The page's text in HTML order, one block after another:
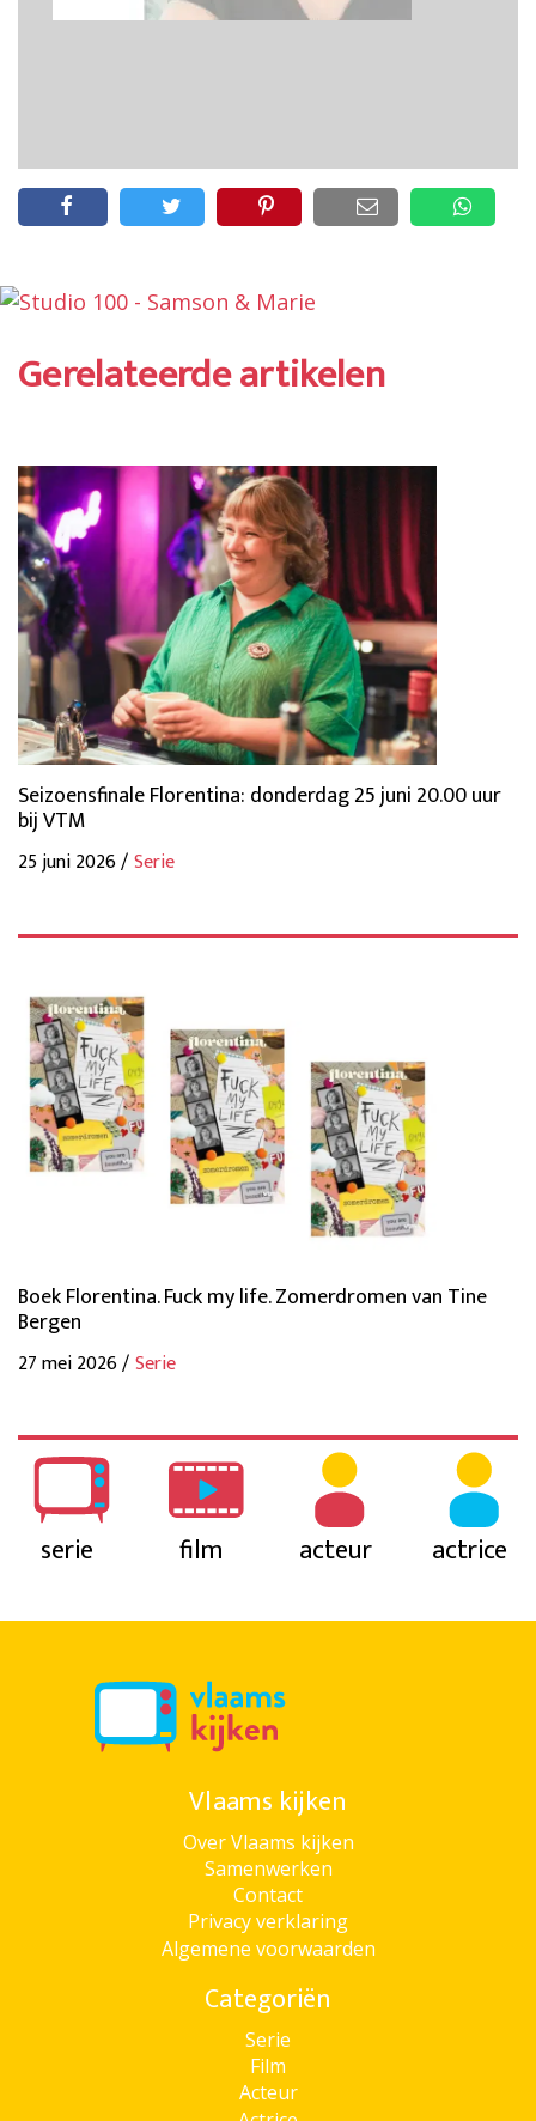
Gerelateerde artikelen
Seizoensfinale Florentina: donderdag 25 juni 20.00 uur
bij VTM
25 juni 2026 /Serie
Boek Florentina. Fuck my life. Zomerdromen van Tine
Bergen
27 mei 2026 /Serie
serie film acteur actrice
Vlaams kijken
Over Vlaams kijken
Samenwerken
Contact
Privacy verklaring
Algemene voorwaarden
Categoriën
Serie
Film
Acteur